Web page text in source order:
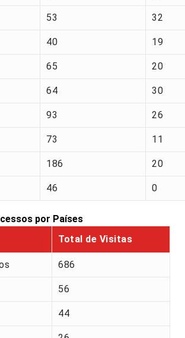
fonte
53 32
40 19
65 20
64 30
93 26
73 11
186 20
46 0
por Países
Total de Visitas
686
56
44